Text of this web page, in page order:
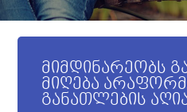
მიმდინარეობს
მიღება
განათლების